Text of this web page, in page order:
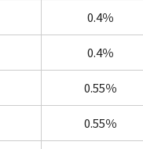
0.4％
0.4％
0.55％
0.55％